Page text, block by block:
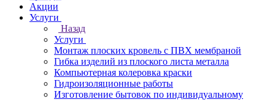
Акции
Услуги
Назад
Услуги
Монтаж плоских кровель с ПВХ мембраной
Гибка изделий из плоского листа металла
Компьютерная колеровка краски
Гидроизоляционные работы
Изготовление бытовок по индивидуальному